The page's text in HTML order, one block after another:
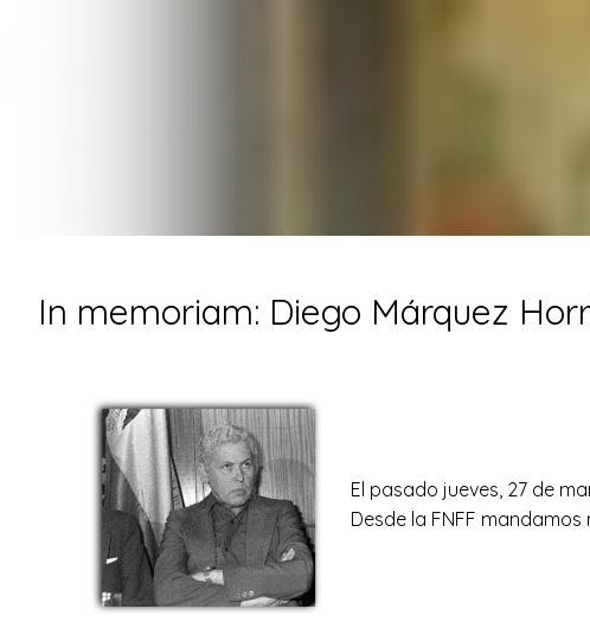
In memoriam: Diego Márquez
El pasado jueves, 27 de
Desde la FNFF